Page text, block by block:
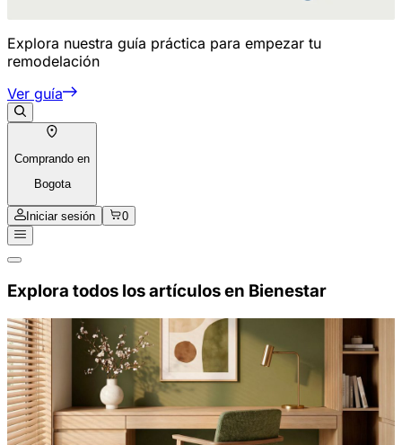
Explora nuestra guía práctica para empezar tu
remodelación
Ver guía
Comprando en
Bogota
Iniciar sesión 0
Explora todos los artículos en Bienestar